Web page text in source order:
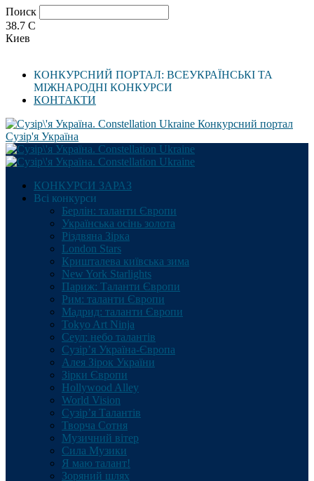
Поиск
38.7 C
Киев
КОНКУРСНИЙ ПОРТАЛ: ВСЕУКРАЇНСЬКІ ТА
МІЖНАРОДНІ КОНКУРСИ
КОНТАКТИ
Конкурсний портал
Сузір'я Україна
КОНКУРСИ ЗАРАЗ
Всі конкурси
Берлін: таланти Європи
Українська осінь золота
Різдвяна Зірка
London Stars
Кришталева київська зима
New York Starlights
Париж: Таланти Європи
Рим: таланти Європи
Мадрид: таланти Європи
Tokyo Art Ninja
Сеул: небо талантів
Сузір’я Україна-Європа
Алея Зірок України
Зірки Європи
Hollywood Alley
World Vision
Сузір’я Талантів
Творча Сотня
Музичний вітер
Сила Музики
Я маю талант!
Зоряний шлях